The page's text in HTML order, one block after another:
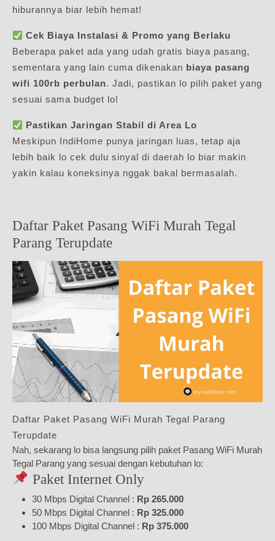
hiburannya biar lebih hemat!
Cek Biaya Instalasi & Promo yang Berlaku
Beberapa paket ada yang udah gratis biaya pasang,
sementara yang lain cuma dikenakan biaya pasang
wifi 100rb perbulan. Jadi, pastikan lo pilih paket yang
sesuai sama budget lo!
Pastikan Jaringan Stabil di Area Lo
Meskipun IndiHome punya jaringan luas, tetap aja
lebih baik lo cek dulu sinyal di daerah lo biar makin
yakin kalau koneksinya nggak bakal bermasalah.
Daftar Paket Pasang WiFi Murah Tegal
Parang Terupdate
Daftar Paket Pasang WiFi Murah Tegal Parang
Terupdate
Nah, sekarang lo bisa langsung pilih paket Pasang WiFi Murah
Tegal Parang yang sesuai dengan kebutuhan lo:
Paket Internet Only
30 Mbps Digital Channel : Rp 265.000
50 Mbps Digital Channel : Rp 325.000
100 Mbps Digital Channel : Rp 375.000